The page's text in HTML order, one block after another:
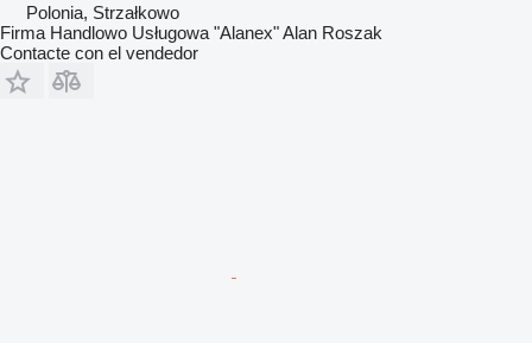
Polonia, Strzałkowo
Firma Handlowo Usługowa "Alanex" Alan Roszak
Contacte con el vendedor